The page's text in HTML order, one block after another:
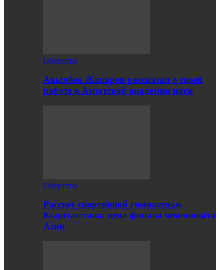
Общество
Акылбек Жапаров рассказал о своей
работе в Азиатской академии наук
Общество
Рассвет спортивной гимнастики
Кыргызстана: цена финала чемпионата
Азии